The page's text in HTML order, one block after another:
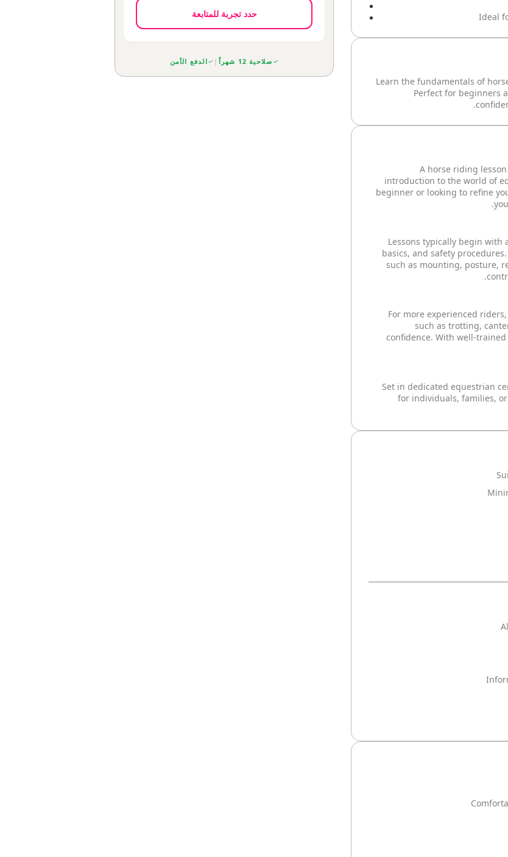
Ideal
Learn the fundamentals of
Perfect for beginners
A horse riding
introduction to the world of
beginner or looking to refine
Lessons typically begin
basics, and safety
such as mounting, posture,
For more experienced
such as trotting,
confidence. With well-
Set in dedicated equestrian
for individuals, families,
حدد تجربة للمتابعة
صلاحية 12 شهراً | الدفع الآمن